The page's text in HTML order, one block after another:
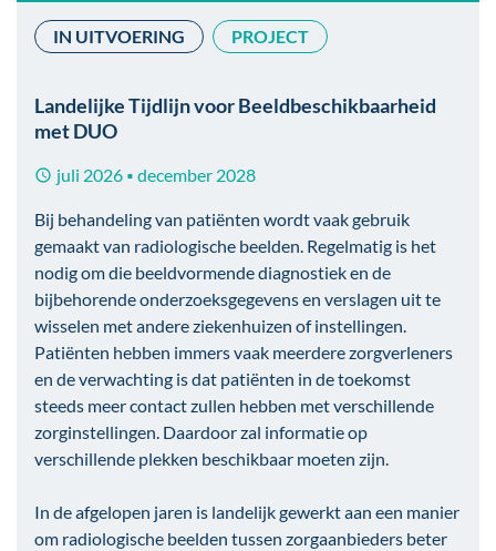
IN UITVOERING PROJECT
Landelijke Tijdlijn voor Beeldbeschikbaarheid
met DUO
juli 2026 ■ december 2028
Bij behandeling van patiënten wordt vaak gebruik
gemaakt van radiologische beelden. Regelmatig is het
nodig om die beeldvormende diagnostiek en de
bijbehorende onderzoeksgegevens en verslagen uit te
wisselen met andere ziekenhuizen of instellingen.
Patiënten hebben immers vaak meerdere zorgverleners
en de verwachting is dat patiënten in de toekomst
steeds meer contact zullen hebben met verschillende
zorginstellingen. Daardoor zal informatie op
verschillende plekken beschikbaar moeten zijn.
In de afgelopen jaren is landelijk gewerkt aan een manier
om radiologische beelden tussen zorgaanbieders beter